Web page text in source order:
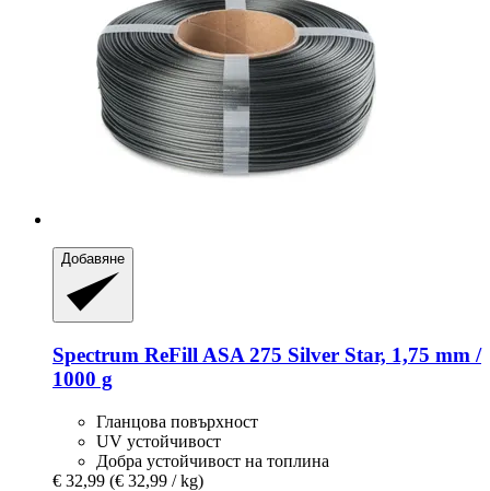
Добавяне
Spectrum ReFill ASA 275 Silver Star, 1,75 mm /
1000 g
Гланцова повърхност
UV устойчивост
Добра устойчивост на топлина
€ 32,99 (€ 32,99 / kg)